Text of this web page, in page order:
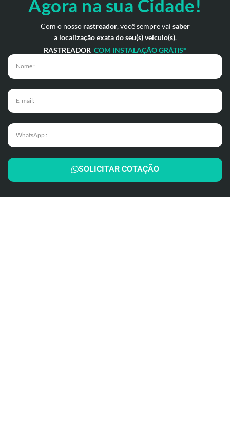
Agora na sua Cidade!
Com o nosso rastreador, você sempre vai saber
a localização exata do seu(s) veículo(s).
RASTREADOR COM INSTALAÇÃO GRÁTIS*
SOLICITAR COTAÇÃO